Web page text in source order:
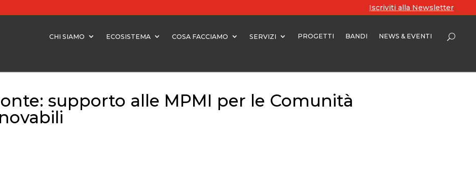
Iscriviti alla Newsletter
CHI SIAMO ECOSISTEMA COSA FACCIAMO SERVIZI PROGETTI BANDI NEWS & EVENTI
supporto alle MPMI per le Comunità